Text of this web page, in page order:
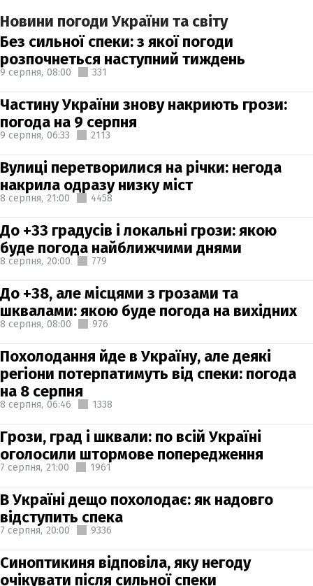
Новини погоди України та світу
Без сильної спеки: з якої погоди
розпочнеться наступний тиждень
9 серпня, 08:00 331
Частину України знову накриють грози:
погода на 9 серпня
9 серпня, 06:33 2113
Вулиці перетворилися на річки: негода
накрила одразу низку міст
8 серпня, 21:00 4458
До +33 градусів і локальні грози: якою
буде погода найближчими днями
8 серпня, 20:00 779
До +38, але місцями з грозами та
шквалами: якою буде погода на вихідних
8 серпня, 08:00 976
Похолодання йде в Україну, але деякі
регіони потерпатимуть від спеки: погода
на 8 серпня
8 серпня, 06:46 1338
Грози, град і шквали: по всій Україні
оголосили штормове попередження
7 серпня, 21:00 1961
В Україні дещо похолодає: як надовго
відступить спека
7 серпня, 20:00 9336
Синоптикиня відповіла, яку негоду
очікувати після сильної спеки